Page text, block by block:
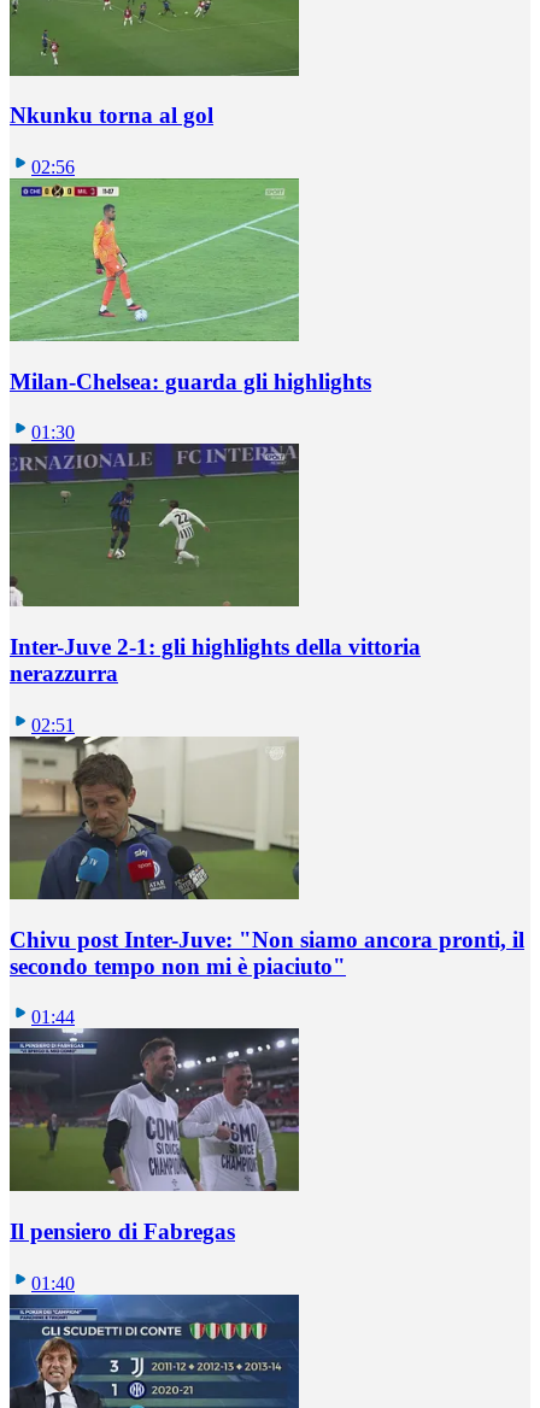
Nkunku torna al gol
02:56
Milan-Chelsea: guarda gli highlights
01:30
Inter-Juve 2-1: gli highlights della vittoria
nerazzurra
02:51
Chivu post Inter-Juve: "Non siamo ancora pronti, il
secondo tempo non mi è piaciuto"
01:44
Il pensiero di Fabregas
01:40